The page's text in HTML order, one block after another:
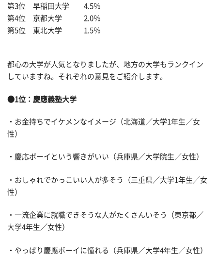
第3位 早稲田大学 4.5％
第4位 京都大学 2.0％
第5位 東北大学 1.5％
都心の大学が人気となりましたが、地方の大学もランクイン
していますね。それぞれの意見をご紹介します。
●1位：慶應義塾大学
・お金持ちでイケメンなイメージ（北海道／大学1年生／女
性）
・慶応ボーイという響きがいい（兵庫県／大学院生／女性）
・おしゃれでかっこいい人が多そう（三重県／大学1年生／女
性）
・一流企業に就職できそうな人がたくさんいそう（東京都／
大学4年生／女性）
・やっぱり慶應ボーイに憧れる（兵庫県／大学4年生／女性）